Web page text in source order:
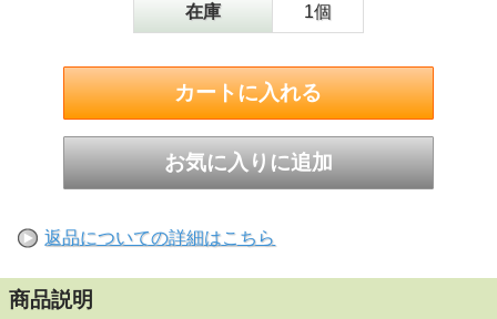
在庫 1個
返品についての詳細はこちら
商品説明